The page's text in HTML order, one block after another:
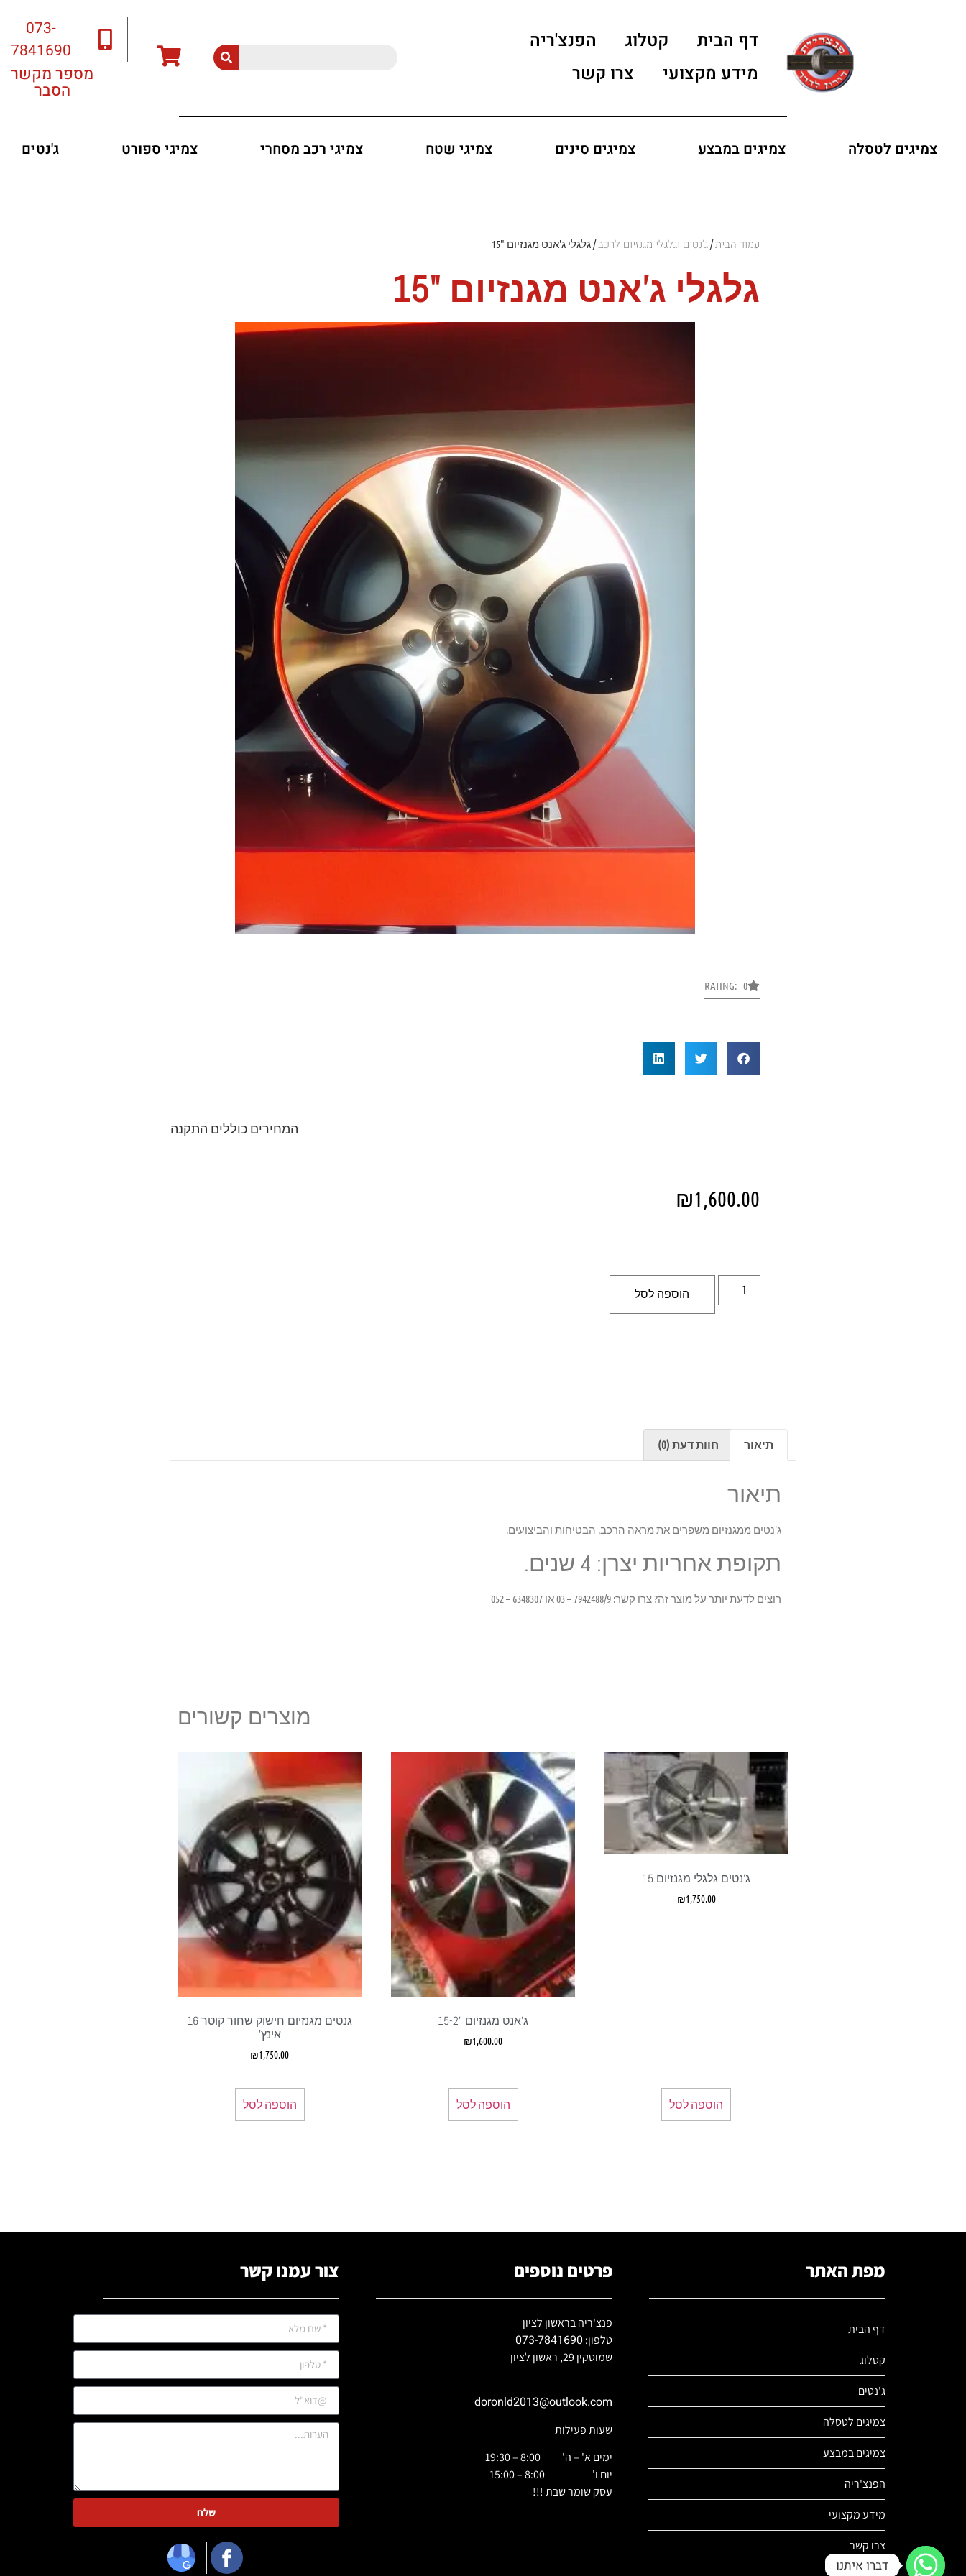
דף הבית קטלוג
הפנצ'ריה
מידע מקצועי
צרו קשר
073-
7841690
מספר מקשר
הסבר
צמיגים לטסלה צמיגים במבצע צמיגים סינים צמיגי שטח צמיגי רכב מסחרי צמיגי ספורט ג'נטים
עמוד הבית/ג'נטים וגלגלי מגנזיום לרכב/ גלגלי ג'אנט מגנזיום "15
גלגלי ג'אנט מגנזיום "15
RATING: 0
המחירים כוללים התקנה
₪1,600.00
הוספה לסל
תיאור חוות דעת (0)
תיאור
ג'נטים ממגנזיום משפרים את מראה הרכב, הבטיחות והביצועים.
תקופת אחריות יצרן: 4 שנים.
רוצים לדעת יותר על מוצר זה? צרו קשר: 7942488/9 – 03 או 6348307 – 052
מוצרים קשורים
ג'נטים גלגלי מגנזיום 15
₪1,750.00
הוספה לסל
ג'אנט מגנזיום "15-2
₪1,600.00
הוספה לסל
גנטים מגנזיום חישוק שחור קוטר 16
אינץ'
₪1,750.00
הוספה לסל
מפת האתר
דף הבית
קטלוג
ג'נטים
צמיגים לטסלה
צמיגים במבצע
הפנצ'ריה
מידע מקצועי
צרו קשר
פרטים נוספים
פנצ'ריה בראשון לציון
טלפון:073-7841690
שמוטקין 29, ראשון לציון
doronld2013@outlook.com
שעות פעילות
ימים א' – ה' 8:00 – 19:30
יום ו' 8:00 – 15:00
עסק שומר שבת !!!
צור עמנו קשר
שלח
דברו איתנו